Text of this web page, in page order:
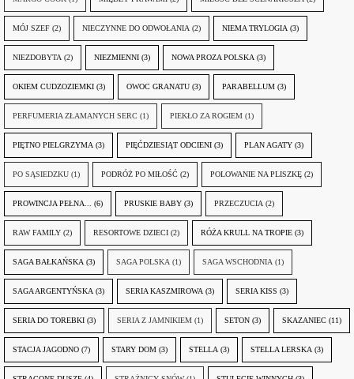
MÓJ SZEF (2) NIECZYNNE DO ODWOŁANIA (2) NIEMA TRYLOGIA (3)
NIEZDOBYTA (2) NIEZMIENNI (3) NOWA PROZA POLSKA (3)
OKIEM CUDZOZIEMKI (3) OWOC GRANATU (3) PARABELLUM (3)
PERFUMERIA ZŁAMANYCH SERC (1) PIEKŁO ZA ROGIEM (1)
PIĘTNO PIELGRZYMA (3) PIĘĆDZIESIĄT ODCIENI (3) PLAN AGATY (3)
PO SĄSIEDZKU (1) PODRÓŻ PO MIŁOŚĆ (2) POLOWANIE NA PLISZKĘ (2)
PROWINCJA PEŁNA... (6) PRUSKIE BABY (3) PRZECZUCIA (2)
RAW FAMILY (2) RESORTOWE DZIECI (2) RÓŻA KRULL NA TROPIE (3)
SAGA BAŁKAŃSKA (3) SAGA POLSKA (1) SAGA WSCHODNIA (1)
SAGA ARGENTYŃSKA (3) SERIA KASZMIROWA (3) SERIA KISS (3)
SERIA DO TOREBKI (3) SERIA Z JAMNIKIEM (1) SETON (3) SKAZANIEC (11)
STACJA JAGODNO (7) STARY DOM (3) STELLA (3) STELLA LERSKA (3)